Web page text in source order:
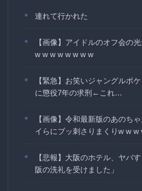
連れて行かれた
【画像】アイドルのオフ会の
w w w w w w w w
【緊急】お笑いジャングルポ
に懲役7年の求刑←これ…
【画像】令和最新版のあのち
イらにブッ刺さりまくりw w w
【悲報】大阪のホテル、ヤバ
阪の洗礼を受けました」